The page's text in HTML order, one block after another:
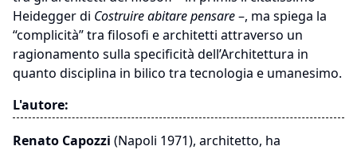
Heidegger di Costruire abitare pensare–, ma spiega la
“complicità” tra filosofi e architetti attraverso un
ragionamento sulla specificità dell’Architettura in
quanto disciplina in bilico tra tecnologia e umanesimo.
L'autore:
Renato Capozzi (Napoli 1971), architetto, ha